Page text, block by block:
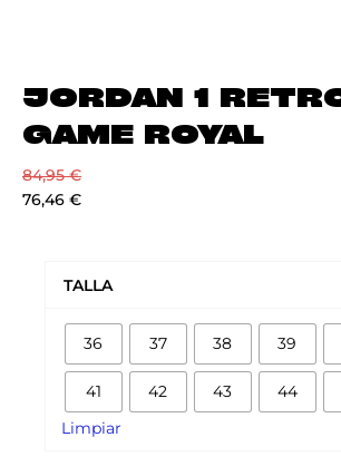
JORDAN 1
GAME ROYAL
84,95€
76,46 €
TALLA
36 37 38 39
41 42 43 44
Limpiar
HIGH
GAME
ROYAL
cantidad